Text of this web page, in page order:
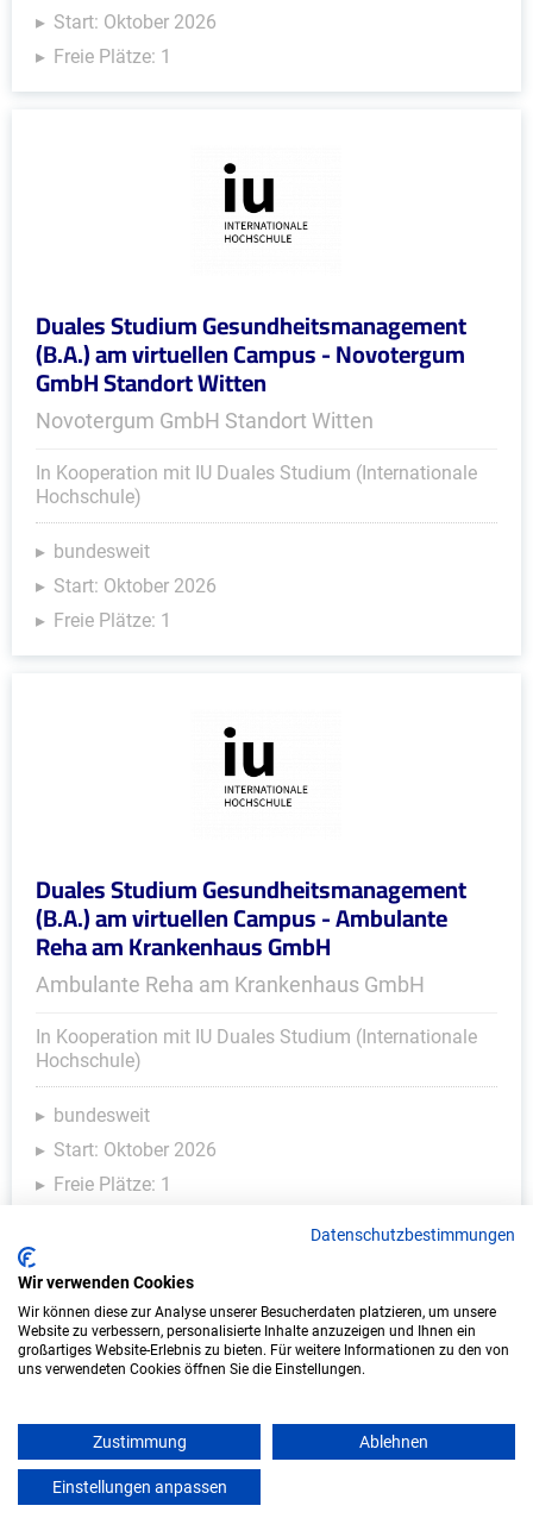
Start: Oktober 2026
Freie Plätze: 1
Duales Studium Gesundheitsmanagement
(B.A.) am virtuellen Campus - Novotergum
GmbH Standort Witten
Novotergum GmbH Standort Witten
In Kooperation mit IU Duales Studium (Internationale
Hochschule)
bundesweit
Start: Oktober 2026
Freie Plätze: 1
Duales Studium Gesundheitsmanagement
(B.A.) am virtuellen Campus - Ambulante
Reha am Krankenhaus GmbH
Ambulante Reha am Krankenhaus GmbH
In Kooperation mit IU Duales Studium (Internationale
Hochschule)
bundesweit
Start: Oktober 2026
Freie Plätze: 1
Weitere Ausbildungsplätze
Handwerk - Ausbildungsplätze
Datenschutzbestimmungen
Wir verwenden Cookies
Wir können diese zur Analyse unserer Besucherdaten platzieren, um unsere
Website zu verbessern, personalisierte Inhalte anzuzeigen und Ihnen ein
großartiges Website-Erlebnis zu bieten. Für weitere Informationen zu den von
uns verwendeten Cookies öffnen Sie die Einstellungen.
Zustimmung Ablehnen
Einstellungen anpassen